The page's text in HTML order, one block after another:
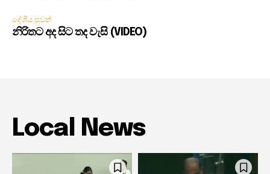
දේශීය පුවත්
නිරිතට අද සිට තද වැසි (VIDEO)
Local News